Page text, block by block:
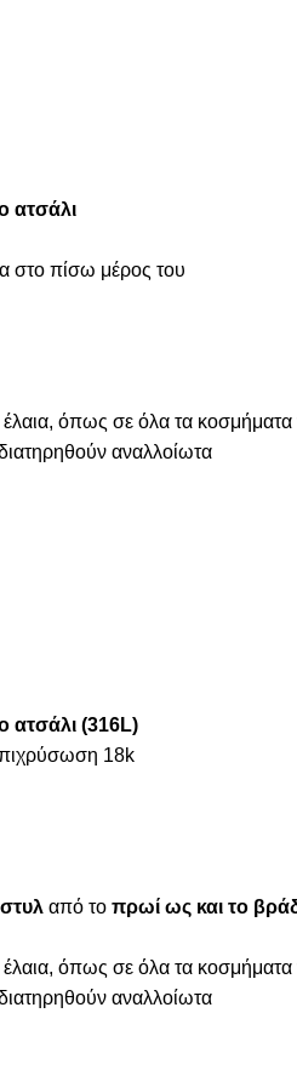
ατσάλι
στο πίσω μέρος του
όπως σε όλα τα κοσμήματα
αναλλοίωτα
ατσάλι (316L)
18k
από το πρωί ως και το
όπως σε όλα τα κοσμήματα
αναλλοίωτα